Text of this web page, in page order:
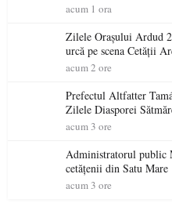
acum 1 ora
Zilele Orașului Ardud
urcă pe scena Cetății
acum 2 ore
Prefectul Altfatter
Zilele Diasporei
acum 3 ore
Administratorul public
cetățenii din Satu Mare
acum 3 ore